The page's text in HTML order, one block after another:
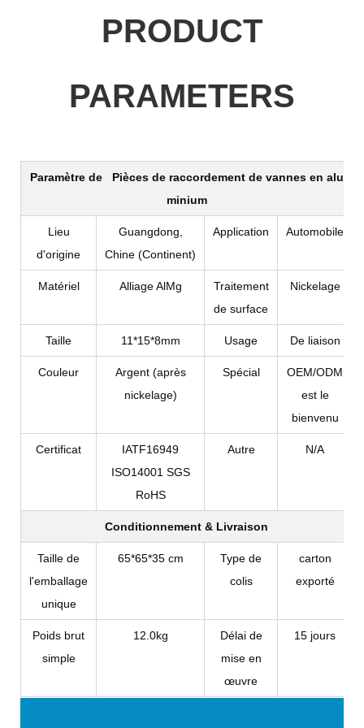
PRODUCT
PARAMETERS
Paramètre de
Pièces de raccordement de vannes en alu
minium
Lieu
d'origine
Guangdong,
Chine (Continent)
Application Automobile
Matériel Alliage AlMg
Traitement
de surface
Nickelage
Taille 11*15*8mm Usage De liaison
Couleur
Argent (après
nickelage)
Spécial
OEM/ODM
est le
bienvenu
Certificat
IATF16949
ISO14001 SGS
RoHS
Autre N/A
Conditionnement & Livraison
Taille de
l'emballage
unique
65*65*35 cm
Type de
colis
carton
exporté
Poids brut
simple
12.0kg
Délai de
mise en
œuvre
15 jours